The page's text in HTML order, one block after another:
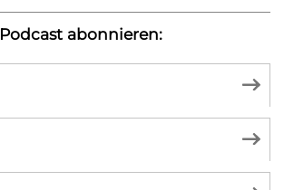
Podcast abonnieren: